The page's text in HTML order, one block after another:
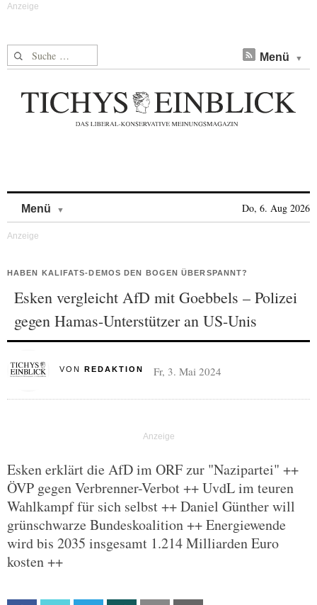
Suche nach: Menü
Menü Do, 6. Aug 2026
HABEN KALIFATS-DEMOS DEN BOGEN ÜBERSPANNT?
Esken vergleicht AfD mit Goebbels – Polizei
gegen Hamas-Unterstützer an US-Unis
VON REDAKTION Fr, 3. Mai 2024
Esken erklärt die AfD im ORF zur "Nazipartei" ++
ÖVP gegen Verbrenner-Verbot ++ UvdL im teuren
Wahlkampf für sich selbst ++ Daniel Günther will
grünschwarze Bundeskoalition ++ Energiewende
wird bis 2035 insgesamt 1.214 Milliarden Euro
kosten ++